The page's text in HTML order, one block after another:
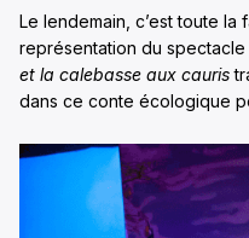
Le lendemain, c’est toute
représentation du spectacle
et la calebasse aux cauris
dans ce conte écologique